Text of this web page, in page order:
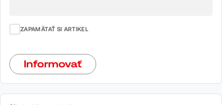
ZAPAMÄTAŤ SI ARTIKEL
Informovať